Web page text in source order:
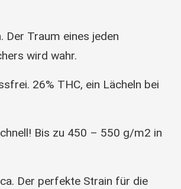
Der Traum eines jeden
wird wahr.
26% THC, ein Lächeln bei
Bis zu 450 – 550 g/m2 in
Der perfekte Strain für die